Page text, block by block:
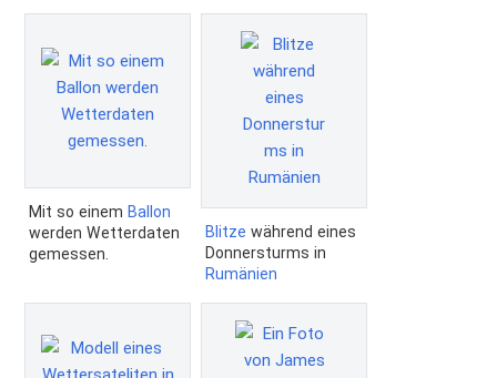
Mit so einem Ballon
werden Wetterdaten
gemessen.
Blitze während eines
Donnersturms in
Rumänien